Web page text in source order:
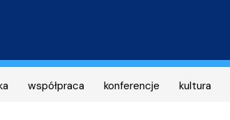
współpraca konferencje kultura